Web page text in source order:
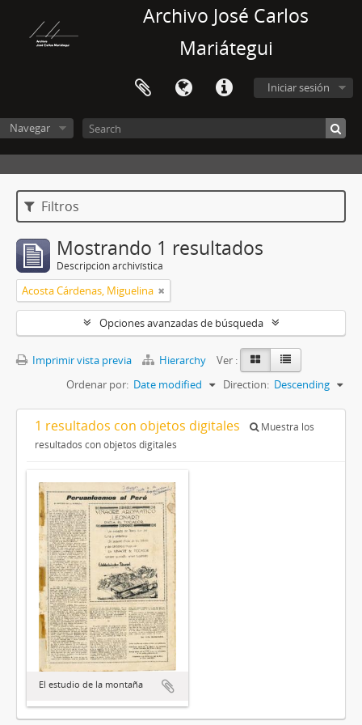
Archivo José Carlos
Mariátegui
Iniciar sesión
Navegar
Filtros
Mostrando 1 resultados
Descripción archivística
Acosta Cárdenas, Miguelina
Opciones avanzadas de búsqueda
Imprimir vista previa Hierarchy
Ver :
Ordenar por: Date modified Direction: Descending
1 resultados con objetos digitales
Muestra los
resultados con objetos digitales
El estudio de la montaña